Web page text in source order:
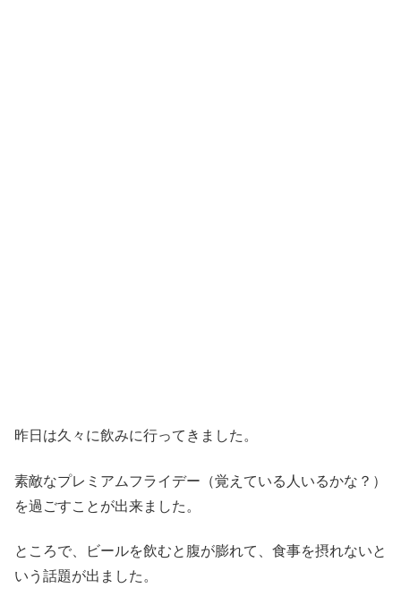
昨日は久々に飲みに行ってきました。
素敵なプレミアムフライデー（覚えている人いるかな？）
を過ごすことが出来ました。
ところで、ビールを飲むと腹が膨れて、食事を摂れないと
いう話題が出ました。